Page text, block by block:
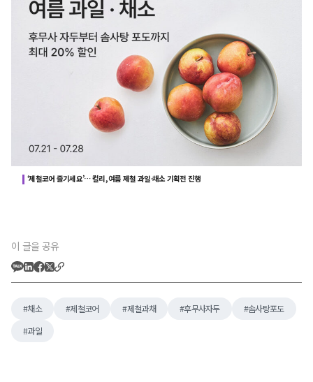
‘제철코어 즐기세요’… 컬리, 여름 제철 과일·채소 기획전 진행
이 글을 공유
채소 제철코어 제철과채 후무사자두
솜사탕포도
과일